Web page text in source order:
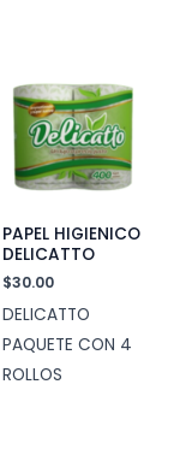
PAPEL HIGIENICO
DELICATTO
$30.00
DELICATTO
PAQUETE CON 4
ROLLOS